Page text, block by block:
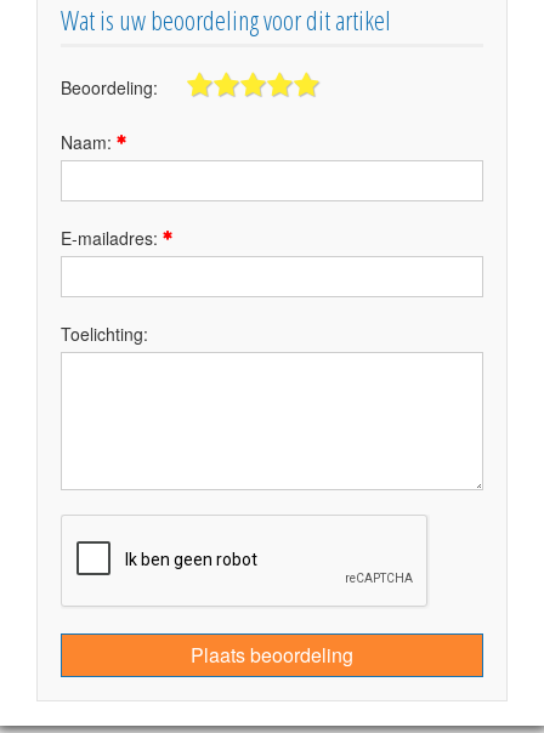
Wat is uw beoordeling voor dit artikel
Beoordeling:
Naam:
E-mailadres:
Toelichting:
Plaats beoordeling